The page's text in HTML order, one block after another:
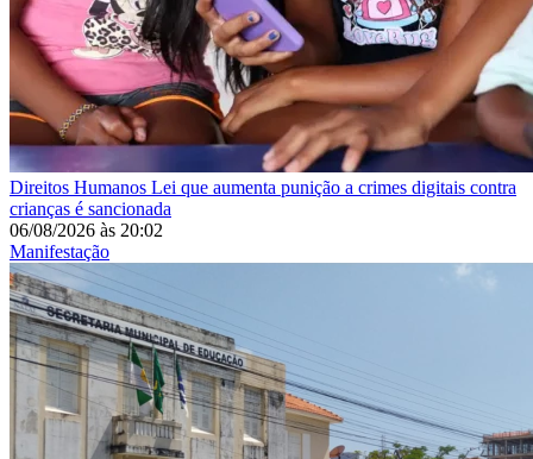
Direitos Humanos Lei que aumenta punição a crimes digitais contra
crianças é sancionada
06/08/2026 às 20:02
Manifestação